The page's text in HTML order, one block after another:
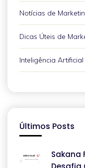
Notícias de
Dicas Úteis de
Inteligência Artificial
Últimos Posts
Sakana